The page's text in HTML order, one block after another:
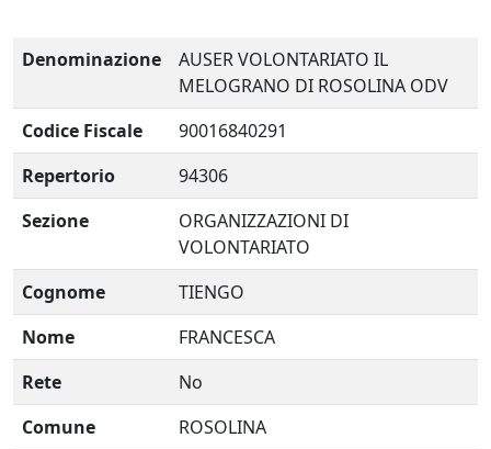
Denominazione
AUSER VOLONTARIATO IL
MELOGRANO DI ROSOLINA ODV
Codice Fiscale
90016840291
Repertorio
94306
Sezione
ORGANIZZAZIONI DI
VOLONTARIATO
Cognome
TIENGO
Nome
FRANCESCA
Rete
No
Comune
ROSOLINA